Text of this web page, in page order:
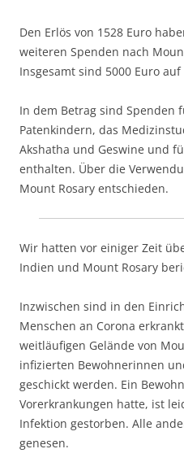
Den Erlös von 1528 Euro
weiteren Spenden nach
Insgesamt sind 5000 Euro
In dem Betrag sind Spenden
Patenkindern, das
Akshatha und Geswine und
enthalten. Über die
Mount Rosary entschieden.
Wir hatten vor einiger Zeit
Indien und Mount Rosary
Inzwischen sind in den
Menschen an Corona
weitläufigen Gelände von
infizierten Bewohnerinnen
geschickt werden. Ein
Vorerkrankungen hatte, ist
Infektion gestorben. Alle
genesen.